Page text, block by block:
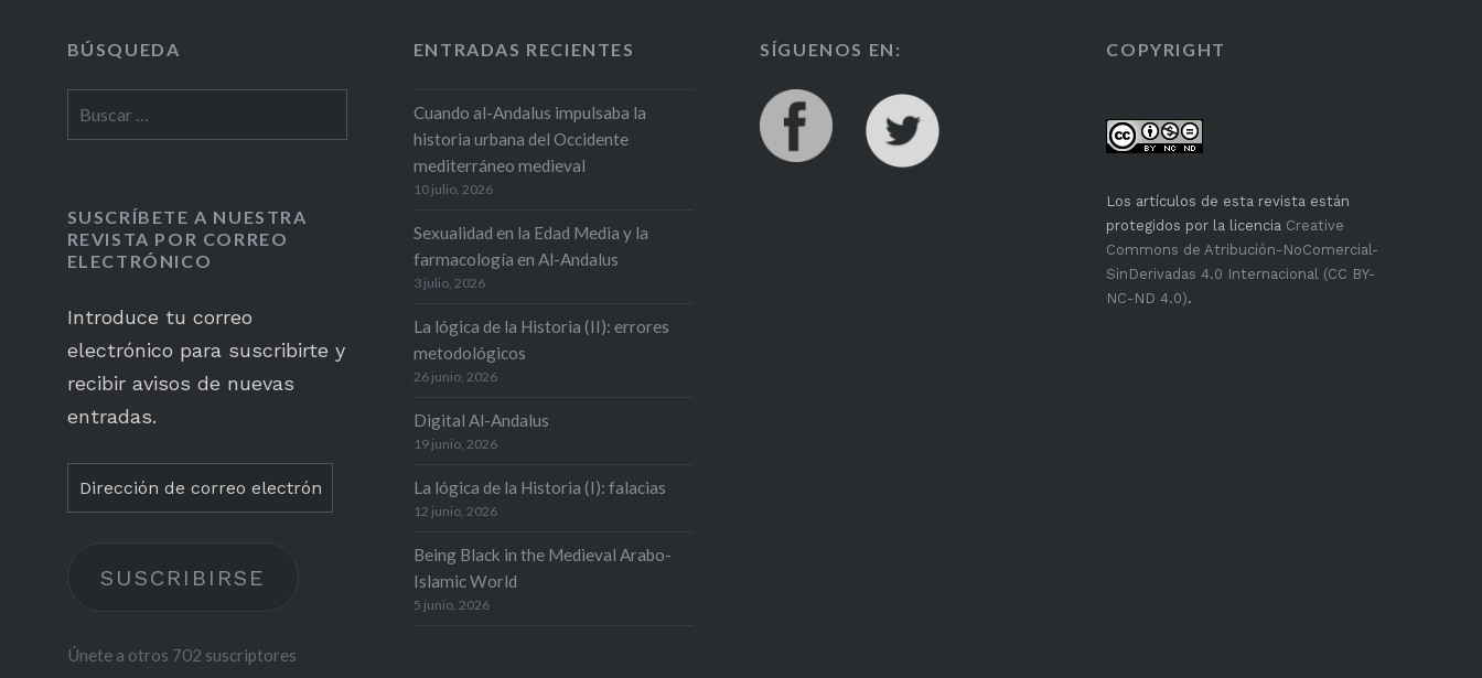
BÚSQUEDA ENTRADAS RECIENTES
Cuando al-Andalus impulsaba la
historia urbana del Occidente
mediterráneo medieval
10 julio, 2026
Sexualidad en la Edad Media y la
farmacología en Al-Andalus
3 julio, 2026
La lógica de la Historia (II): errores
metodológicos
26 junio, 2026
Digital Al-Andalus
19 junio, 2026
La lógica de la Historia (I): falacias
12 junio, 2026
Being Black in the Medieval Arabo-
Islamic World
5 junio, 2026
SÍGUENOS EN: COPYRIGHT
Los artículos de esta revista están
protegidos por la licencia Creative
Commons de Atribución-NoComercial-
SinDerivadas 4.0 Internacional (CC BY-
NC-ND 4.0).
SUSCRÍBETE A NUESTRA
REVISTA POR CORREO
ELECTRÓNICO
Introduce tu correo
electrónico para suscribirte y
recibir avisos de nuevas
entradas.
Dirección
de
electrónico
SUSCRIBIRSE
Únete a otros 702 suscriptores